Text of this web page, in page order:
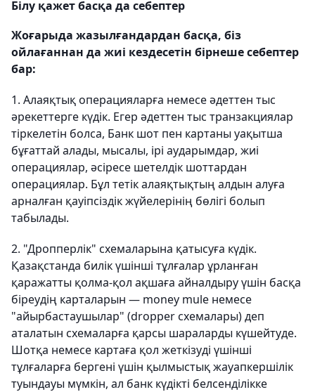
Білу қажет басқа да себептер
Жоғарыда жазылғандардан басқа, біз
ойлағаннан да жиі кездесетін бірнеше себептер
бар:
1. Алаяқтық операцияларға немесе әдеттен тыс
әрекеттерге күдік. Егер әдеттен тыс транзакциялар
тіркелетін болса, Банк шот пен картаны уақытша
бұғаттай алады, мысалы, ірі аударымдар, жиі
операциялар, әсіресе шетелдік шоттардан
операциялар. Бұл тетік алаяқтықтың алдын алуға
арналған қауіпсіздік жүйелерінің бөлігі болып
табылады.
2. "Дропперлік" схемаларына қатысуға күдік.
Қазақстанда билік үшінші тұлғалар ұрланған
қаражатты қолма-қол ақшаға айналдыру үшін басқа
біреудің карталарын — money mule немесе
"айырбастаушылар" (dropper схемалары) деп
аталатын схемаларға қарсы шараларды күшейтуде.
Шотқа немесе картаға қол жеткізуді үшінші
тұлғаларға бергені үшін қылмыстық жауапкершілік
туындауы мүмкін, ал банк күдікті белсенділікке